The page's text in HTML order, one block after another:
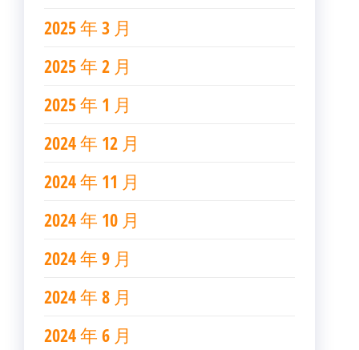
2025 年 3 月
2025 年 2 月
2025 年 1 月
2024 年 12 月
2024 年 11 月
2024 年 10 月
2024 年 9 月
2024 年 8 月
2024 年 6 月